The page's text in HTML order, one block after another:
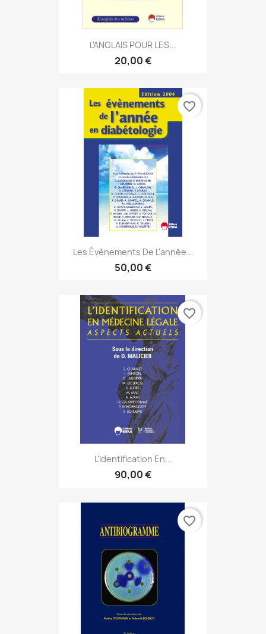
L'ANGLAIS POUR LES...
20,00 €
Les Évènements De L'année...
50,00 €
favorite_border
L'identification En...
90,00 €
favorite_border
favorite_border